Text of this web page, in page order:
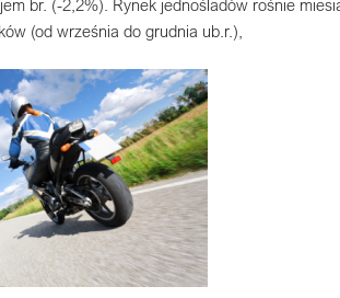
br. (-2,2%). Rynek jednośladów rośnie
(od września do grudnia ub.r.),